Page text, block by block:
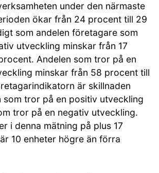
under den närmaste
ökar från 24 procent till 29
som andelen företagare som
utveckling minskar från 17
Andelen som tror på en
minskar från 58 procent till
är skillnaden
som tror på en positiv utveckling
tror på en negativ utveckling.
i denna mätning på plus 17
10 enheter högre än förra